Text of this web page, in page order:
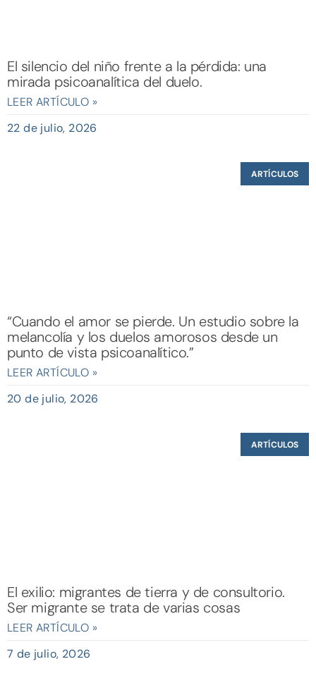
El silencio del niño frente a la pérdida: una
mirada psicoanalítica del duelo.
LEER ARTÍCULO »
22 de julio, 2026
ARTÍCULOS
“Cuando el amor se pierde. Un estudio sobre la
melancolía y los duelos amorosos desde un
punto de vista psicoanalítico.”
LEER ARTÍCULO »
20 de julio, 2026
ARTÍCULOS
El exilio: migrantes de tierra y de consultorio.
Ser migrante se trata de varias cosas
LEER ARTÍCULO »
7 de julio, 2026